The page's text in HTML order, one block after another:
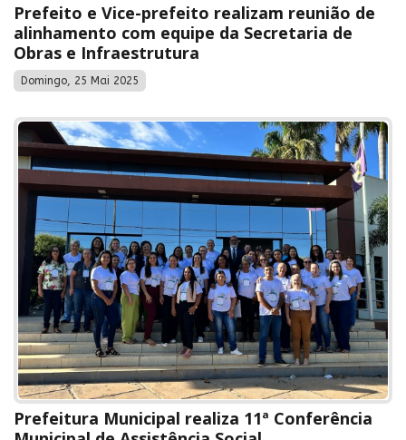
Prefeito e Vice-prefeito realizam reunião de
alinhamento com equipe da Secretaria de
Obras e Infraestrutura
Domingo, 25 Mai 2025
Prefeitura Municipal realiza 11ª Conferência